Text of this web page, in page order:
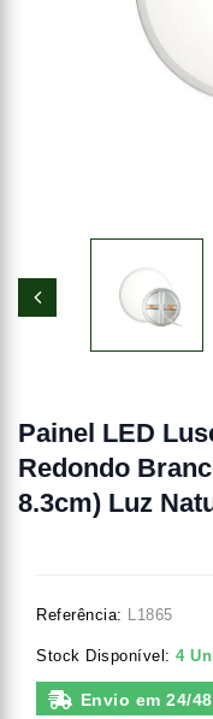
Painel LED
Redondo
8.3cm) Luz
Referência: L1865
Stock Disponível: 4
Envio em 24/